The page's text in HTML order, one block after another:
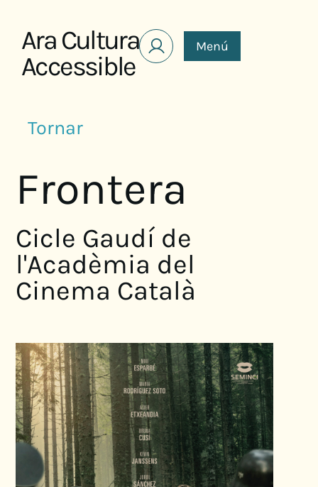
Ara Cultura
Accessible
Menú
Tornar
Frontera
Cicle Gaudí de
l'Acadèmia del
Cinema Català